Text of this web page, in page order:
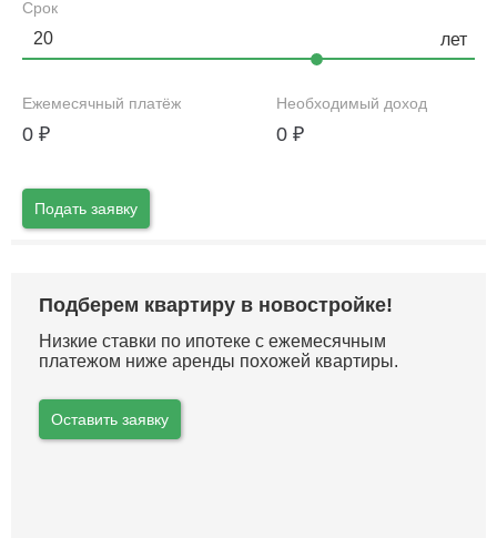
Срок
Ежемесячный платёж
0 ₽
Необходимый доход
0 ₽
Подать заявку
Подберем квартиру в новостройке!
Низкие ставки по ипотеке с ежемесячным
платежом ниже аренды похожей квартиры.
Оставить заявку